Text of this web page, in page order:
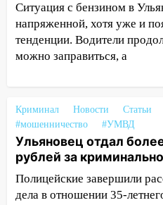
10:16 Внимание! В
объявлена ракетная
10:00
В
застрял в тепловозе
09:44 Ульяновские
юному
Чернышевского
08:21 В Заволжском
Ситуация с бензином в
напряженной, хотя уже и
тенденции. Водители
можно заправиться, а
Криминал Новости
Статьи
#мошенничество
#УМВД
Ульяновец отдал
рублей за
Полицейские завершили
дела в отношении 35-